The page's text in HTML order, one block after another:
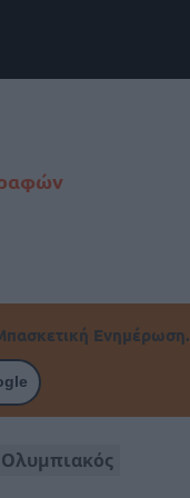
Ενημέρωση.
Ολυμπιακός